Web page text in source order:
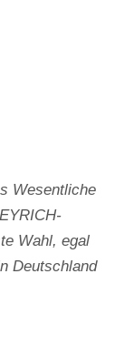
Wesentliche
Wahl, egal
Deutschland